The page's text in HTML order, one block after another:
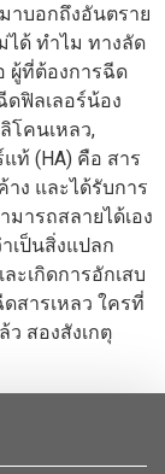
าบอกถึงอันตราย
ด้ ทำไม ทางลัด
ผู้ที่ต้องการฉีด
ฟิลเลอร์น้อง
โคนเหลว,
ท้ (HA) คือ สาร
ง และได้รับการ
มารถสลายได้เอง
เป็นสิ่งแปลก
ะเกิดการอักเสบ
สารเหลว ใครที่
สองสังเกตุ